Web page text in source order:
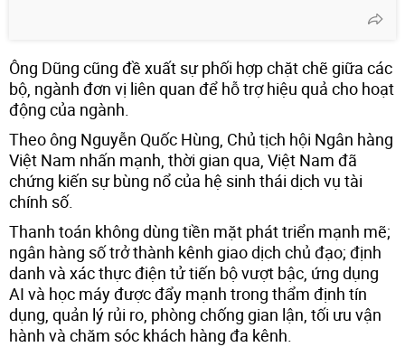
Ông Dũng cũng đề xuất sự phối hợp chặt chẽ giữa các
bộ, ngành đơn vị liên quan để hỗ trợ hiệu quả cho hoạt
động của ngành.
Theo ông Nguyễn Quốc Hùng, Chủ tịch hội Ngân hàng
Việt Nam nhấn mạnh, thời gian qua, Việt Nam đã
chứng kiến sự bùng nổ của hệ sinh thái dịch vụ tài
chính số.
Thanh toán không dùng tiền mặt phát triển mạnh mẽ;
ngân hàng số trở thành kênh giao dịch chủ đạo; định
danh và xác thực điện tử tiến bộ vượt bậc, ứng dụng
AI và học máy được đẩy mạnh trong thẩm định tín
dụng, quản lý rủi ro, phòng chống gian lận, tối ưu vận
hành và chăm sóc khách hàng đa kênh.